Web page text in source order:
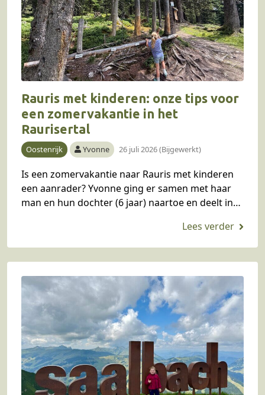
Rauris met kinderen: onze tips voor
een zomervakantie in het
Raurisertal
Oostenrijk Yvonne 26 juli 2026 (Bijgewerkt)
Is een zomervakantie naar Rauris met kinderen
een aanrader? Yvonne ging er samen met haar
man en hun dochter (6 jaar) naartoe en deelt in